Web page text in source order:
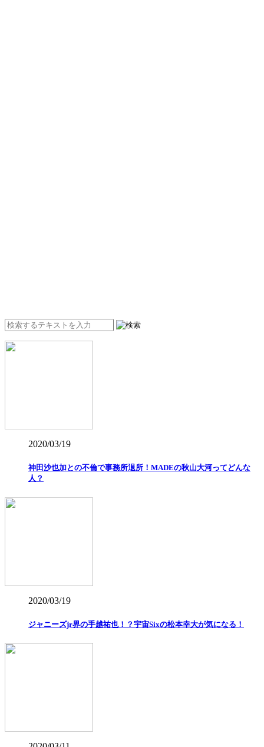
2020/03/19
神田沙也加との不倫で事務所退所！MADEの秋山大河ってどんな
人？
2020/03/19
ジャニーズjr界の手越祐也！？宇宙Sixの松本幸大が気になる！